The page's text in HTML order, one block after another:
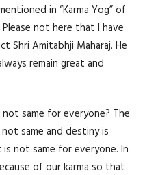
in “Karma Yog” of
not here that I have
Amitabhji Maharaj. He
remain great and
same for everyone? The
same and destiny is
not same for everyone. In
of our karma so that